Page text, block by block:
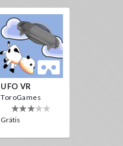
UFO VR
ToroGames
Grátis